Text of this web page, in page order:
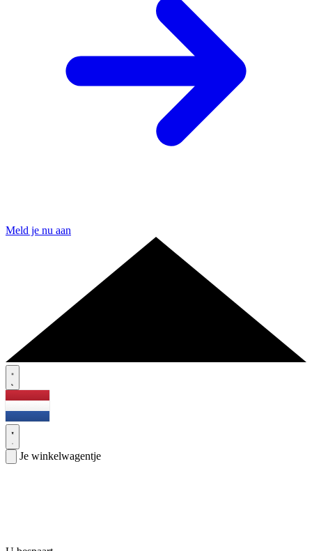
Meld je nu aan
Je winkelwagentje